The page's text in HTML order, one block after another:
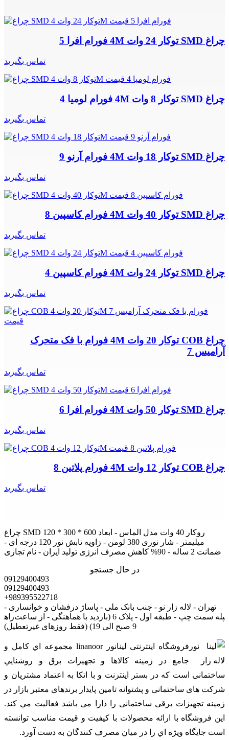
چراغ SMD توکار 24 وات 4M فورام افرا 5
تماس بگیرید
چراغ SMD توکار 8 وات 4M فورام لومیا 4
تماس بگیرید
چراغ SMD توکار 18 وات 4M فورام آرنو 9
تماس بگیرید
چراغ SMD توکار 40 وات 4M فورام کاسپین 8
تماس بگیرید
چراغ SMD توکار 24 وات 4M فورام کاسپین 4
تماس بگیرید
چراغ COB توکار 20 وات 4M فورام با فک متحرک
آرامیس 7
تماس بگیرید
چراغ SMD توکار 50 وات 4M فورام افرا 6
تماس بگیرید
چراغ COB توکار 12 وات 4M فورام پلاتین 8
تماس بگیرید
چراغ SMD روکار 40 وات مدل الماس - ابعاد 600 * 300 * 120
میلیمتر - شار نوری 380 لومن - زاویه تابش نور 120 درجه ای -
ضمانت 2 ساله - 90% کاهش مصرف انرژی تولید ایران - نام تجاری
در حال جستجو
09129400493
09129400493
+989395522718
تهران - لاله زار نو - جنب بانک ملی - پاساژ درفشان و خوانساری -
راه‎پله سمت چپ - طبقه اول - پلاک 6 (بازدید با هماهنگی - از ساعت
9 صبح الی 19) (فقط روزهای غیرتعطیل)
فروشگاه اینترنتی لینانور linanoor مجموعه اي کامل و
جامع در زمينه کالاها و تجهيزات برق و روشنايي
ساختمانی است که در بستر اينترنت و با اتکا به اعتماد مشتریان و
شرکت های ساختمانی و پشتوانه تامین پایدار برندهای معتبر بازار در
زمینه تجهیزات برقی ساختمانی را دارا می باشد فعالیت مي کند.
اين فروشگاه با ارائه محصولات با کيفيت و قيمت مناسب توانسته
است جايگاه ويژه اي را در ميان مصرف کنندگان به دست آورد.